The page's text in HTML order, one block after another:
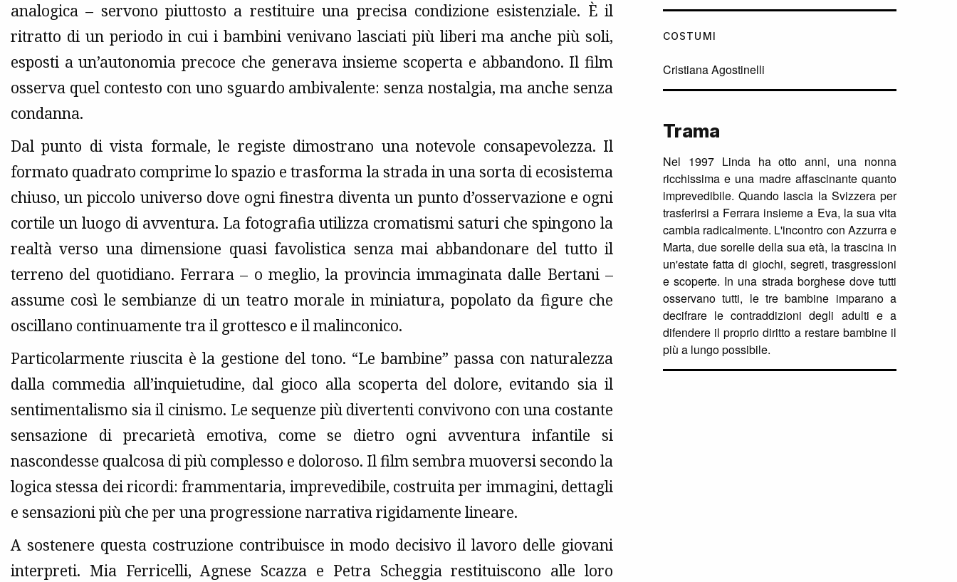
analogica – servono piuttosto a restituire una precisa condizione esistenziale. È il
ritratto di un periodo in cui i bambini venivano lasciati più liberi ma anche più soli,
esposti a un’autonomia precoce che generava insieme scoperta e abbandono. Il film
osserva quel contesto con uno sguardo ambivalente: senza nostalgia, ma anche senza
condanna.
Dal punto di vista formale, le registe dimostrano una notevole consapevolezza. Il
formato quadrato comprime lo spazio e trasforma la strada in una sorta di ecosistema
chiuso, un piccolo universo dove ogni finestra diventa un punto d’osservazione e ogni
cortile un luogo di avventura. La fotografia utilizza cromatismi saturi che spingono la
realtà verso una dimensione quasi favolistica senza mai abbandonare del tutto il
terreno del quotidiano. Ferrara – o meglio, la provincia immaginata dalle Bertani –
assume così le sembianze di un teatro morale in miniatura, popolato da figure che
oscillano continuamente tra il grottesco e il malinconico.
Particolarmente riuscita è la gestione del tono. “Le bambine” passa con naturalezza
dalla commedia all’inquietudine, dal gioco alla scoperta del dolore, evitando sia il
sentimentalismo sia il cinismo. Le sequenze più divertenti convivono con una costante
sensazione di precarietà emotiva, come se dietro ogni avventura infantile si
nascondesse qualcosa di più complesso e doloroso. Il film sembra muoversi secondo la
logica stessa dei ricordi: frammentaria, imprevedibile, costruita per immagini, dettagli
e sensazioni più che per una progressione narrativa rigidamente lineare.
A sostenere questa costruzione contribuisce in modo decisivo il lavoro delle giovani
interpreti. Mia Ferricelli, Agnese Scazza e Petra Scheggia restituiscono alle loro
COSTUMI
Cristiana Agostinelli
Trama
Nel 1997 Linda ha otto anni, una nonna
ricchissima e una madre affascinante quanto
imprevedibile. Quando lascia la Svizzera per
trasferirsi a Ferrara insieme a Eva, la sua vita
cambia radicalmente. L'incontro con Azzurra e
Marta, due sorelle della sua età, la trascina in
un'estate fatta di giochi, segreti, trasgressioni
e scoperte. In una strada borghese dove tutti
osservano tutti, le tre bambine imparano a
decifrare le contraddizioni degli adulti e a
difendere il proprio diritto a restare bambine il
più a lungo possibile.